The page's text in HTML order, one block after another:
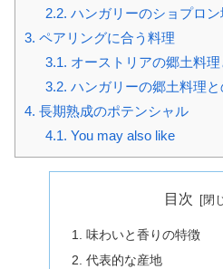
2.2. ハンガリーのショプロン
3. ペアリングに合う料理
3.1. オーストリアの郷土料
3.2. ハンガリーの郷土料理
4. 長期熟成のポテンシャル
4.1. You may also like
目次
味わいと香りの特徴
代表的な産地